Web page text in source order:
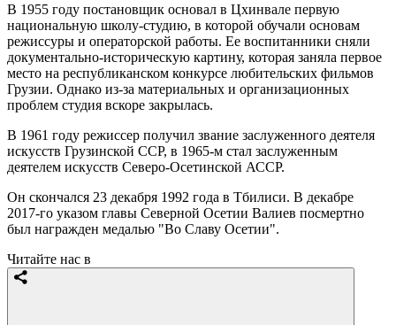
В 1955 году постановщик основал в Цхинвале первую
национальную школу-студию, в которой обучали основам
режиссуры и операторской работы. Ее воспитанники сняли
документально-историческую картину, которая заняла первое
место на республиканском конкурсе любительских фильмов
Грузии. Однако из-за материальных и организационных
проблем студия вскоре закрылась.
В 1961 году режиссер получил звание заслуженного деятеля
искусств Грузинской ССР, в 1965-м стал заслуженным
деятелем искусств Северо-Осетинской АССР.
Он скончался 23 декабря 1992 года в Тбилиси. В декабре
2017-го указом главы Северной Осетии Валиев посмертно
был награжден медалью "Во Славу Осетии".
Читайте нас в